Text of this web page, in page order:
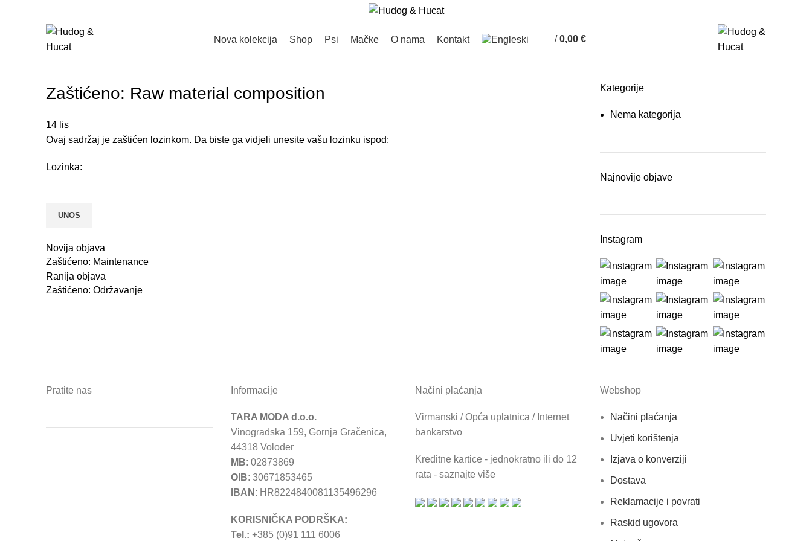
Nova kolekcija Shop Psi Mačke O nama Kontakt / 0,00 €
Zaštićeno: Raw material composition
14 lis
Ovaj sadržaj je zaštićen lozinkom. Da biste ga vidjeli unesite vašu lozinku ispod:
Lozinka:
Novija objava
Zaštićeno: Maintenance
Ranija objava
Zaštićeno: Održavanje
Kategorije
Nema kategorija
Najnovije objave
Instagram
Pratite nas Informacije
TARA MODA d.o.o.
Vinogradska 159, Gornja Gračenica,
44318 Voloder
MB: 02873869
OIB: 30671853465
IBAN : HR8224840081135496296
KORISNIČKA PODRŠKA:
Tel.: +385 (0)91 111 6006
Načini plaćanja
Virmanski / Opća uplatnica / Internet
bankarstvo
Kreditne kartice - jednokratno ili do 12
rata - saznajte više
Webshop
Načini plaćanja
Uvjeti korištenja
Izjava o konverziji
Dostava
Reklamacije i povrati
Raskid ugovora